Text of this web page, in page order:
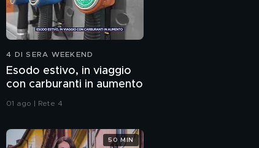
4 DI SERA WEEKEND
Esodo estivo, in viaggio
con carburanti in aumento
01 ago | Rete 4
50 MIN